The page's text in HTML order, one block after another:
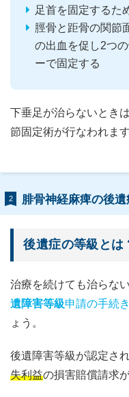
足首を固定するた
脛骨と距骨の関節
の出血を促し2つ
ーで固定する
下垂足が治らないとき
節固定術が行なわれます
2 腓骨神経麻痺の後
後遺症の等級とは
治療を続けても治らな
遺障害等級申請の手続き
ょう。
後遺障害等級が認定され
失利益の損害賠償請求